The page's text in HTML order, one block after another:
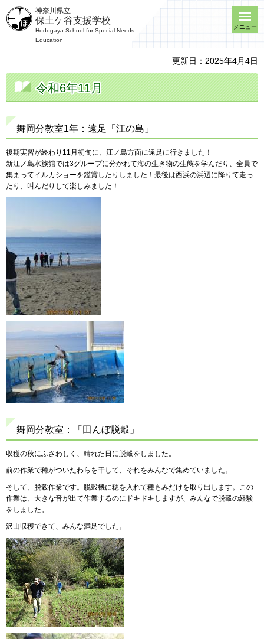
神奈川県立
保土ケ谷支援学校
Hodogaya School for Special Needs
Education
メニュー
更新日：2025年4月4日
令和6年11月
舞岡分教室1年：遠足「江の島」
後期実習が終わり11月初旬に、江ノ島方面に遠足に行きました！
新江ノ島水族館では3グループに分かれて海の生き物の生態を学んだり、全員で
集まってイルカショーを鑑賞したりしました！最後は西浜の浜辺に降りて走っ
たり、叫んだりして楽しみました！
舞岡分教室：「田んぼ脱穀」
収穫の秋にふさわしく、晴れた日に脱穀をしました。
前の作業で穂がついたわらを干して、それをみんなで集めていました。
そして、脱穀作業です。脱穀機に穂を入れて種もみだけを取り出します。この
作業は、大きな音が出て作業するのにドキドキしますが、みんなで脱穀の経験
をしました。
沢山収穫できて、みんな満足でした。